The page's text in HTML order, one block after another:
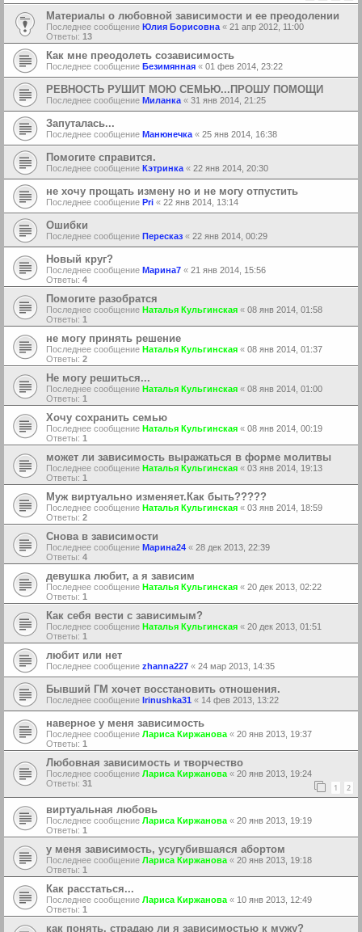
Материалы о любовной зависимости и ее преодолении
Последнее сообщение Юлия Борисовна « 21 апр 2012, 11:00
Ответы: 13
Как мне преодолеть созависимость
Последнее сообщение Безимянная « 01 фев 2014, 23:22
РЕВНОСТЬ РУШИТ МОЮ СЕМЬЮ...ПРОШУ ПОМОЩИ
Последнее сообщение Миланка « 31 янв 2014, 21:25
Запуталась...
Последнее сообщение Манюнечка « 25 янв 2014, 16:38
Помогите справится.
Последнее сообщение Кэтринка « 22 янв 2014, 20:30
не хочу прощать измену но и не могу отпустить
Последнее сообщение Pri « 22 янв 2014, 13:14
Ошибки
Последнее сообщение Пересказ « 22 янв 2014, 00:29
Новый круг?
Последнее сообщение Марина7 « 21 янв 2014, 15:56
Ответы: 4
Помогите разобратся
Последнее сообщение Наталья Кульгинская « 08 янв 2014, 01:58
Ответы: 1
не могу принять решение
Последнее сообщение Наталья Кульгинская « 08 янв 2014, 01:37
Ответы: 2
Не могу решиться...
Последнее сообщение Наталья Кульгинская « 08 янв 2014, 01:00
Ответы: 1
Хочу сохранить семью
Последнее сообщение Наталья Кульгинская « 08 янв 2014, 00:19
Ответы: 1
может ли зависимость выражаться в форме молитвы
Последнее сообщение Наталья Кульгинская « 03 янв 2014, 19:13
Ответы: 1
Муж виртуально изменяет.Как быть?????
Последнее сообщение Наталья Кульгинская « 03 янв 2014, 18:59
Ответы: 2
Снова в зависимости
Последнее сообщение Марина24 « 28 дек 2013, 22:39
Ответы: 4
девушка любит, а я зависим
Последнее сообщение Наталья Кульгинская « 20 дек 2013, 02:22
Ответы: 1
Как себя вести с зависимым?
Последнее сообщение Наталья Кульгинская « 20 дек 2013, 01:51
Ответы: 1
любит или нет
Последнее сообщение zhanna227 « 24 мар 2013, 14:35
Бывший ГМ хочет восстановить отношения.
Последнее сообщение Irinushka31 « 14 фев 2013, 13:22
наверное у меня зависимость
Последнее сообщение Лариса Киржанова « 20 янв 2013, 19:37
Ответы: 1
Любовная зависимость и творчество
Последнее сообщение Лариса Киржанова « 20 янв 2013, 19:24
Ответы: 31 1 2
виртуальная любовь
Последнее сообщение Лариса Киржанова « 20 янв 2013, 19:19
Ответы: 1
у меня зависимость, усугубившаяся абортом
Последнее сообщение Лариса Киржанова « 20 янв 2013, 19:18
Ответы: 1
Как расстаться...
Последнее сообщение Лариса Киржанова « 10 янв 2013, 12:49
Ответы: 1
как понять, страдаю ли я зависимостью к мужу?